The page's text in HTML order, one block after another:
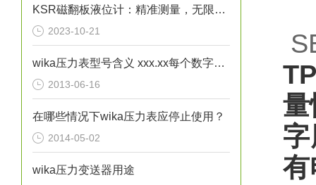
KSR磁翻板液位计：精准测量，无限可能
2023-10-21
wika压力表型号含义 xxx.xx每个数字不一样时都代表了哪些区别？
2013-06-16
在哪些情况下wika压力表应停止使用？
2014-05-02
wika压力变送器用途
量
有